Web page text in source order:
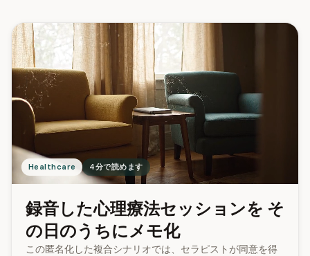
Healthcare 4分で読めます
録音した心理療法セッションを そ
の日のうちにメモ化
この匿名化した複合シナリオでは、セラピストが同意を得